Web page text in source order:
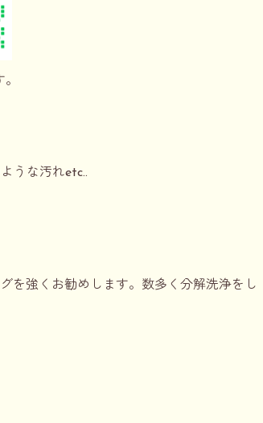
うな汚れetc..
を強くお勧めします。数多く分解洗浄をし